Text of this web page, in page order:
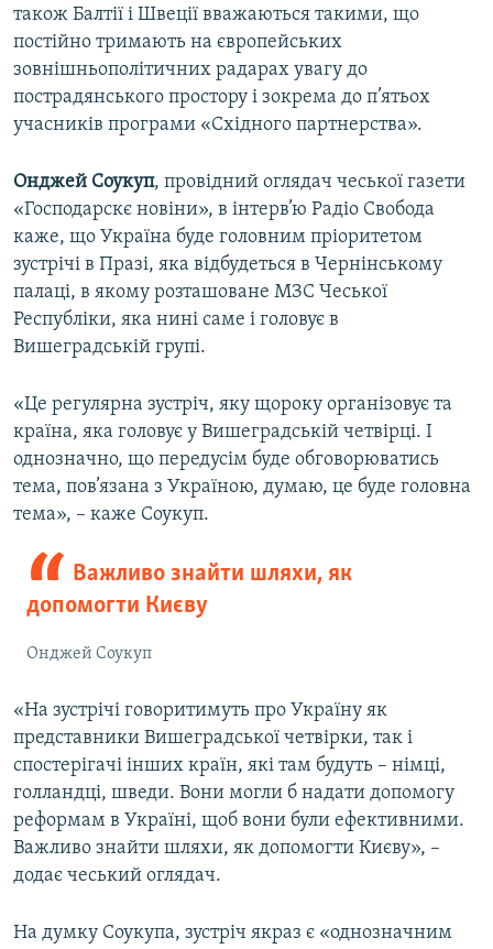
також Балтії і Швеції вважаються такими, що
постійно тримають на європейських
зовнішньополітичних радарах увагу до
пострадянського простору і зокрема до п’ятьох
учасників програми «Східного партнерства».
Онджей Соукуп, провідний оглядач чеської газети
«Господарскє новіни», в інтерв’ю Радіо Свобода
каже, що Україна буде головним пріоритетом
зустрічі в Празі, яка відбудеться в Чернінському
палаці, в якому розташоване МЗС Чеської
Республіки, яка нині саме і головує в
Вишеградській групі.
«Це регулярна зустріч, яку щороку організовує та
країна, яка головує у Вишеградській четвірці. І
однозначно, що передусім буде обговорюватись
тема, пов’язана з Україною, думаю, це буде головна
тема», – каже Соукуп.
Важливо знайти шляхи, як
допомогти Києву
Онджей Соукуп
«На зустрічі говоритимуть про Україну як
представники Вишеградської четвірки, так і
спостерігачі інших країн, які там будуть – німці,
голландці, шведи. Вони могли б надати допомогу
реформам в Україні, щоб вони були ефективними.
Важливо знайти шляхи, як допомогти Києву», –
додає чеський оглядач.
На думку Соукупа, зустріч якраз є «однозначним